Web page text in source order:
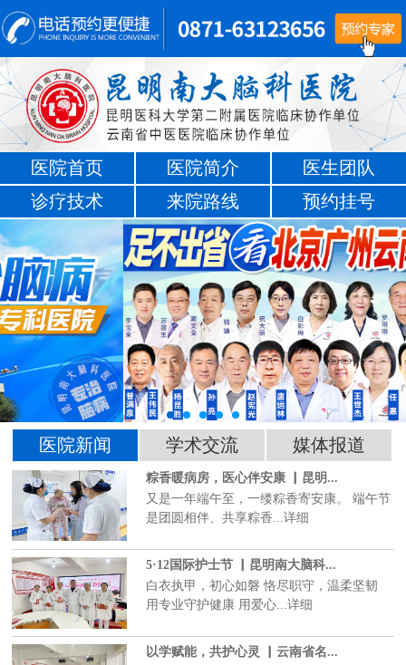
医院首页 医院简介
医生团队
诊疗技术
来院路线 预约挂号
医院新闻 学术交流 媒体报道
粽香暖病房，医心伴安康 ▏昆明...
又是一年端午至，一缕粽香寄安康。 端午节
是团圆相伴、共享粽香...详细
5·12国际护士节 ▏昆明南大脑科...
白衣执甲，初心如磐 恪尽职守，温柔坚韧
用专业守护健康 用爱心...详细
以学赋能，共护心灵 ▏云南省名...